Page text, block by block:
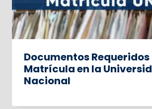
Documentos
Matrícula en la
Nacional